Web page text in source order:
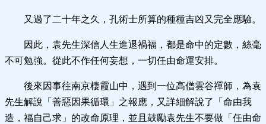
又過了二十年之久，孔術士所算的種種吉凶又完全應驗。
因此，袁先生深信人生進退禍福，都是命中的定數，絲毫
不可勉強。從此不作任何妄想，一切任由命運安排。
後來因事往南京棲霞山中，遇到一位高僧雲谷禪師，為袁
先生解說「善惡因果循環」之報應，又詳細解說了「命由我
造，福自己求」的改命原理，並且鼓勵袁先生不要做「任由命